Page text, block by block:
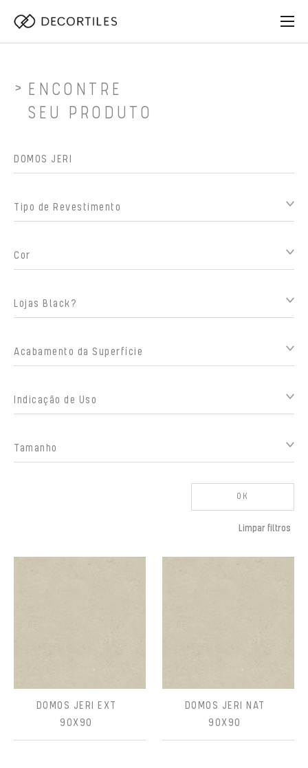
ENCONTRE
SEU PRODUTO
Tipo de Revestimento
Cor
Lojas Black?
Acabamento da Superfície
Indicação de Uso
Tamanho
OK
Limpar filtros
DOMOS JERI EXT
90X90
DOMOS JERI NAT
90X90